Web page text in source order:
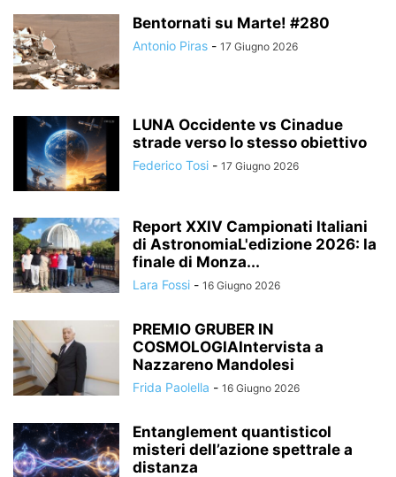
Bentornati su Marte! #280
Antonio Piras - 17 Giugno 2026
LUNA Occidente vs Cinadue
strade verso lo stesso obiettivo
Federico Tosi - 17 Giugno 2026
Report XXIV Campionati Italiani
di AstronomiaL'edizione 2026: la
finale di Monza...
Lara Fossi - 16 Giugno 2026
PREMIO GRUBER IN
COSMOLOGIAIntervista a
Nazzareno Mandolesi
Frida Paolella - 16 Giugno 2026
Entanglement quantisticoI
misteri dell’azione spettrale a
distanza